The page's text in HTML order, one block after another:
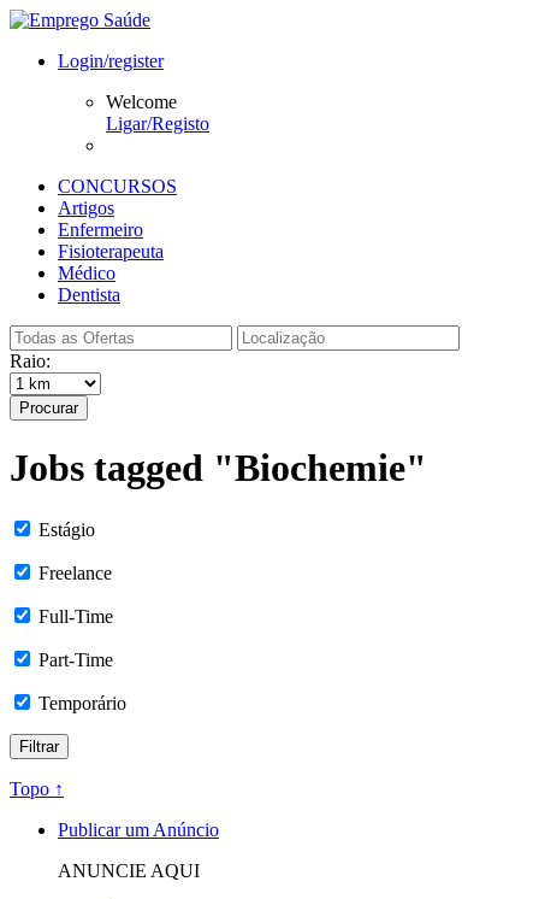
Login/register
Welcome
Ligar/Registo
CONCURSOS
Artigos
Enfermeiro
Fisioterapeuta
Médico
Dentista
Raio:
Procurar
Jobs tagged "Biochemie"
Estágio
Freelance
Full-Time
Part-Time
Temporário
Topo ↑
Publicar um Anúncio
ANUNCIE AQUI